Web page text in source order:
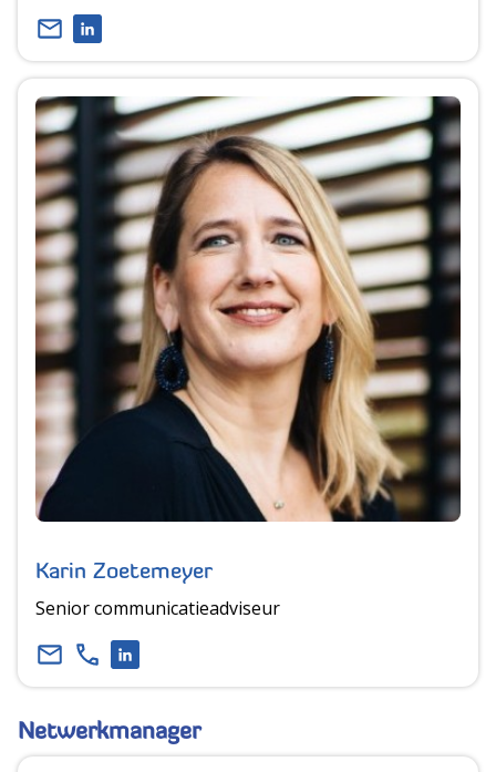
Karin Zoetemeyer
Senior communicatieadviseur
Netwerkmanager